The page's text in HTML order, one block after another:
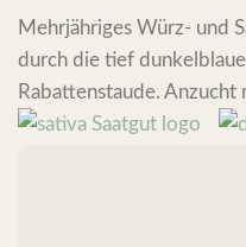
Mehrjähriges Würz- und
durch die tief
Rabattenstaude.